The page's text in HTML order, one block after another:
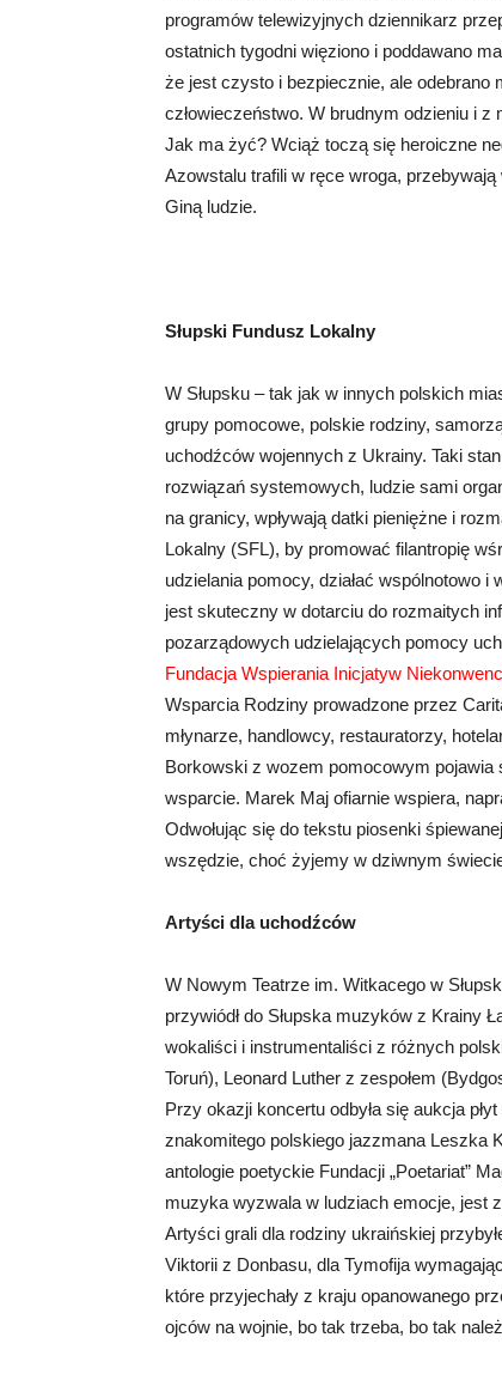
programów telewizyjnych dziennikarz
ostatnich tygodni więziono i poddawano
że jest czysto i bezpiecznie, ale
człowieczeństwo. W brudnym odzieniu i z
Jak ma żyć? Wciąż toczą się heroiczne
Azowstalu trafili w ręce wroga,
Giną ludzie.
Słupski Fundusz Lokalny
W Słupsku – tak jak w innych polskich
grupy pomocowe, polskie rodziny,
uchodźców wojennych z Ukrainy. Taki
rozwiązań systemowych, ludzie sami
na granicy, wpływają datki pieniężne i
Lokalny (SFL), by promować filantropię
udzielania pomocy, działać wspólnotowo i
jest skuteczny w dotarciu do rozmaitych
pozarządowych udzielających pomocy
Fundacja Wspierania Inicjatyw
Wsparcia Rodziny prowadzone przez
młynarze, handlowcy, restauratorzy,
Borkowski z wozem pomocowym
wsparcie. Marek Maj ofiarnie wspiera,
Odwołując się do tekstu piosenki
wszędzie, choć żyjemy w dziwnym
Artyści dla uchodźców
W Nowym Teatrze im. Witkacego w
przywiódł do Słupska muzyków z Krainy
wokaliści i instrumentaliści z różnych
Toruń), Leonard Luther z zespołem
Przy okazji koncertu odbyła się aukcja
znakomitego polskiego jazzmana Leszka
antologie poetyckie Fundacji „Poetariat”
muzyka wyzwala w ludziach emocje, jest
Artyści grali dla rodziny ukraińskiej
Viktorii z Donbasu, dla Tymofija
które przyjechały z kraju opanowanego
ojców na wojnie, bo tak trzeba, bo tak